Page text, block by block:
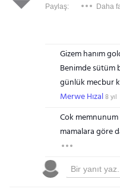
Paylaş: Daha
Gizem hanım
Benimde sütüm
günlük mecbur
Merwe Hızal8 yıl
Cok
mamalara göre